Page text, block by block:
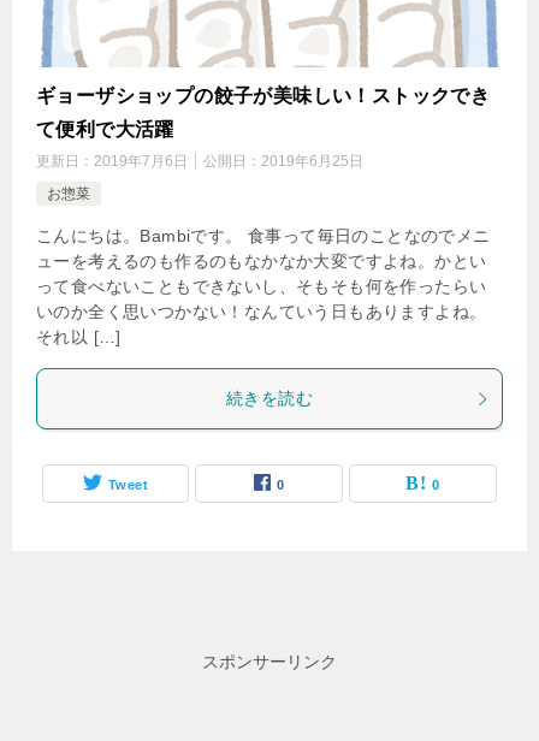
ギョーザショップの餃子が美味しい！ストックでき
て便利で大活躍
更新日： 2019年7月6日 公開日： 2019年6月25日
お惣菜
こんにちは。Bambiです。 食事って毎日のことなのでメニ
ューを考えるのも作るのもなかなか大変ですよね。かとい
って食べないこともできないし、そもそも何を作ったらい
いのか全く思いつかない！なんていう日もありますよね。
それ以 […]
続きを読む
Tweet 0 0
スポンサーリンク